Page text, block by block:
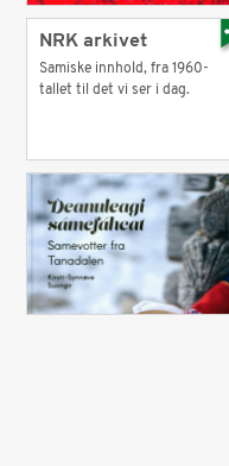
NRK arkivet
Samiske innhold, fra 1960-
tallet til det vi ser i dag.